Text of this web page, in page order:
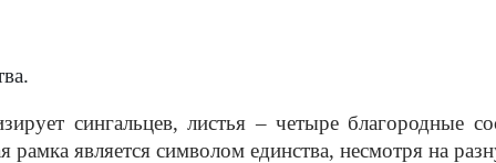
сингальцев, листья – четыре благородные
рамка является символом единства, несмотря на